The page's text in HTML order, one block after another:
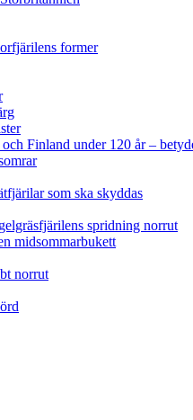
former
Finland under 120 år–
som ska skyddas
spridning norrut
midsommarbukett
norrut